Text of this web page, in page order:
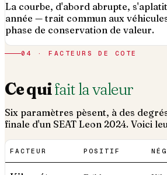
La courbe, d'abord abrupte,
année — trait commun aux
phase de conservation de valeur.
04 · FACTEURS DE COTE
Ce quifait la valeur
Six paramètres pèsent, à des
finale d'un SEAT Leon 2024. Voici
FACTEUR POSITIF